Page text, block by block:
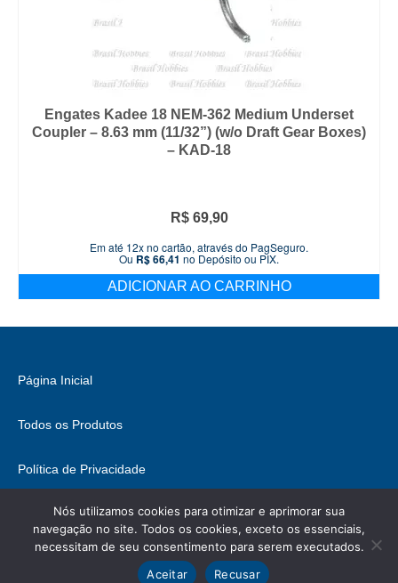
Engates Kadee 18 NEM-362 Medium Underset
Coupler – 8.63 mm (11/32”) (w/o Draft Gear Boxes)
– KAD-18
R$69,90
Em até 12x no cartão, através do PagSeguro.
Ou R$66,41 no Depósito ou PIX.
ADICIONAR AO CARRINHO
Página Inicial
Todos os Produtos
Política de Privacidade
Fale Conosco
© 2026 Brasil Hobbies - WordPress Theme byKadence WP
, podem conter direitos.
Nós utilizamos cookies para otimizar e aprimorar sua
navegação no site. Todos os cookies, exceto os essenciais,
necessitam de seu consentimento para serem executados.
Aceitar
Recusar